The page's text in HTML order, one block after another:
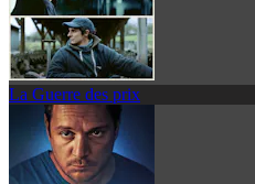
La Guerre des prix